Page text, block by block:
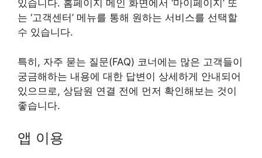
있습니다. 홈페이지 메인 화면에서 ‘마이페이지’ 또
는 ‘고객센터’ 메뉴를 통해 원하는 서비스를 선택할
수 있습니다.
특히, 자주 묻는 질문(FAQ) 코너에는 많은 고객들이
궁금해하는 내용에 대한 답변이 상세하게 안내되어
있으므로, 상담원 연결 전에 먼저 확인해보는 것이
좋습니다.
앱 이용